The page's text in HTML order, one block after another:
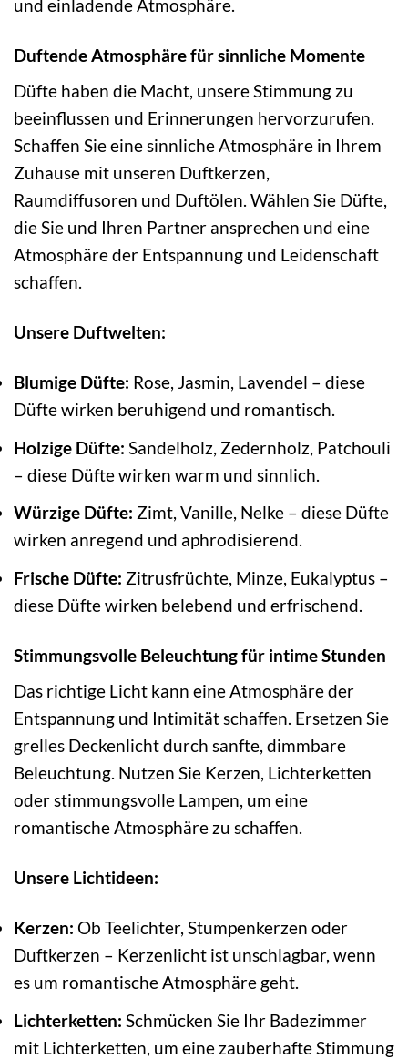
und einladende Atmosphäre.
Duftende Atmosphäre für sinnliche Momente
Düfte haben die Macht, unsere Stimmung zu
beeinflussen und Erinnerungen hervorzurufen.
Schaffen Sie eine sinnliche Atmosphäre in Ihrem
Zuhause mit unseren Duftkerzen,
Raumdiffusoren und Duftölen. Wählen Sie Düfte,
die Sie und Ihren Partner ansprechen und eine
Atmosphäre der Entspannung und Leidenschaft
schaffen.
Unsere Duftwelten:
Blumige Düfte: Rose, Jasmin, Lavendel – diese
Düfte wirken beruhigend und romantisch.
Holzige Düfte: Sandelholz, Zedernholz, Patchouli
– diese Düfte wirken warm und sinnlich.
Würzige Düfte: Zimt, Vanille, Nelke – diese Düfte
wirken anregend und aphrodisierend.
Frische Düfte: Zitrusfrüchte, Minze, Eukalyptus –
diese Düfte wirken belebend und erfrischend.
Stimmungsvolle Beleuchtung für intime Stunden
Das richtige Licht kann eine Atmosphäre der
Entspannung und Intimität schaffen. Ersetzen Sie
grelles Deckenlicht durch sanfte, dimmbare
Beleuchtung. Nutzen Sie Kerzen, Lichterketten
oder stimmungsvolle Lampen, um eine
romantische Atmosphäre zu schaffen.
Unsere Lichtideen:
Kerzen: Ob Teelichter, Stumpenkerzen oder
Duftkerzen – Kerzenlicht ist unschlagbar, wenn
es um romantische Atmosphäre geht.
Lichterketten: Schmücken Sie Ihr Badezimmer
mit Lichterketten, um eine zauberhafte Stimmung